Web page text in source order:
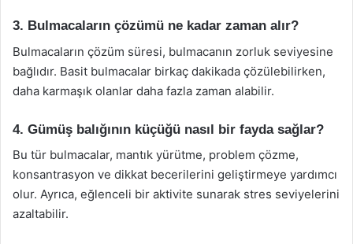
3. Bulmacaların çözümü ne kadar zaman alır?
Bulmacaların çözüm süresi, bulmacanın zorluk seviyesine
bağlıdır. Basit bulmacalar birkaç dakikada çözülebilirken,
daha karmaşık olanlar daha fazla zaman alabilir.
4. Gümüş balığının küçüğü nasıl bir fayda sağlar?
Bu tür bulmacalar, mantık yürütme, problem çözme,
konsantrasyon ve dikkat becerilerini geliştirmeye yardımcı
olur. Ayrıca, eğlenceli bir aktivite sunarak stres seviyelerini
azaltabilir.